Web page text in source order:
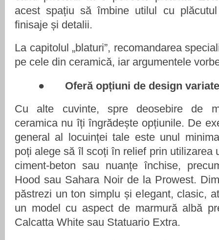
acest spațiu să îmbine utilul cu
finisaje și detalii.
La capitolul „blaturi”, recomandarea
pe cele din ceramică, iar argumentele
●
Oferă opțiuni de design variate
Cu alte cuvinte, spre deosebire de
ceramica nu îți îngrădește opțiunile. De
general al locuinței tale este unul
poți alege să îl scoți în relief prin utilizarea
ciment-beton sau nuanțe închise,
Hood sau Sahara Noir de la Prowest.
păstrezi un ton simplu și elegant, clasic,
un model cu aspect de marmură albă
Calcatta White sau Statuario Extra.